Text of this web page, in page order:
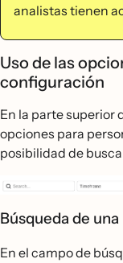
analistas tienen
Uso de las
configuración
En la parte superior
opciones para
posibilidad de
Búsqueda de
En el campo de